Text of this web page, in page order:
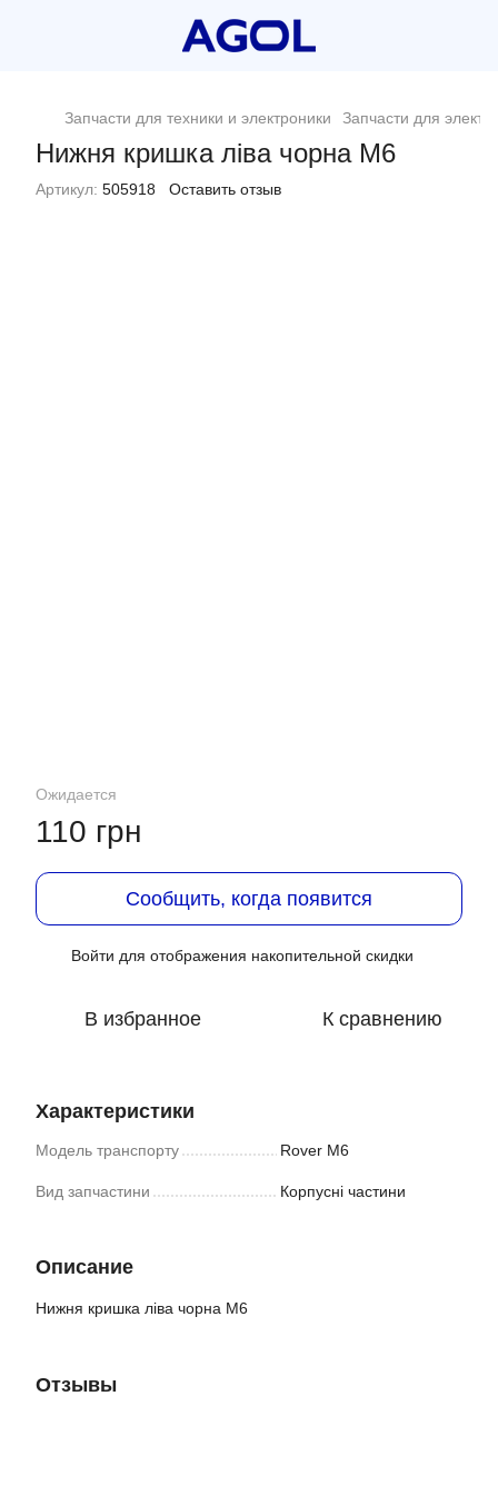
Запчасти для техники и электроники Запчасти для
Нижня кришка ліва чорна M6
Артикул: 505918 Оставить отзыв
Ожидается
110 грн
Сообщить, когда появится
Войти для отображения накопительной скидки
В избранное К сравнению
Характеристики
Модель транспорту Rover M6
Вид запчастини Корпусні частини
Описание
Нижня кришка ліва чорна M6
Отзывы